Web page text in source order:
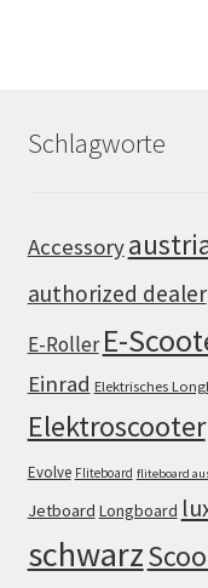
Schlagworte
Accessory
authorized dealer
E-Roller E-
Einrad Elektrisches
Elektroscooter
Evolve Fliteboard fliteboard
Jetboard Longboard
schwarz